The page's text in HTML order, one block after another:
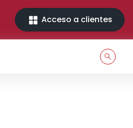
Acceso a clientes